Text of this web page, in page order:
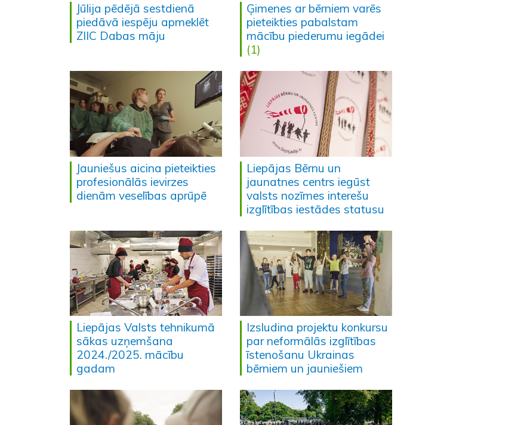
Jūlija pēdējā sestdienā
piedāvā iespēju apmeklēt
ZIIC Dabas māju
Ģimenes ar bērniem varēs
pieteikties pabalstam
mācību piederumu iegādei
(1)
Jauniešus aicina pieteikties
profesionālās ievirzes
dienām veselības aprūpē
Liepājas Bērnu un
jaunatnes centrs iegūst
valsts nozīmes interešu
izglītības iestādes statusu
Liepājas Valsts tehnikumā
sākas uzņemšana
2024./2025. mācību
gadam
Izsludina projektu konkursu
par neformālās izglītības
īstenošanu Ukrainas
bērniem un jauniešiem